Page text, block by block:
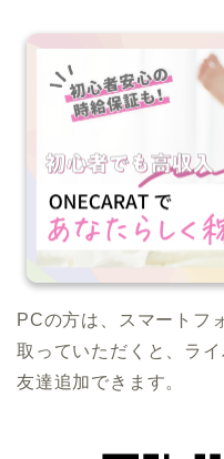
PCの方は、スマートフ
取っていただくと、ラ
友達追加できます。